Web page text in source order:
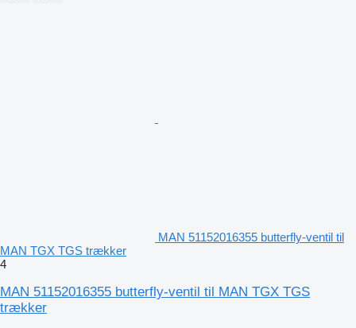
MAN 51152016355 butterfly-ventil til
MAN TGX TGS trækker
4
MAN 51152016355 butterfly-ventil til MAN TGX TGS
trækker